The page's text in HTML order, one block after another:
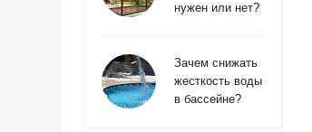
нужен или нет?
Зачем снижать
жесткость воды
в бассейне?